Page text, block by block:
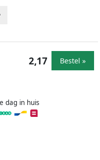
dag in huis
2,17 Bestel »